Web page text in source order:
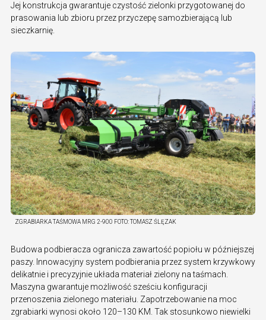
Jej konstrukcja gwarantuje czystość zielonki przygotowanej do
prasowania lub zbioru przez przyczepę samozbierającą lub
sieczkarnię.
ZGRABIARKA TAŚMOWA MRG 2-900 FOTO:TOMASZ ŚLĘZAK
Budowa podbieracza ogranicza zawartość popiołu w późniejszej
paszy. Innowacyjny system podbierania przez system krzywkowy
delikatnie i precyzyjnie układa materiał zielony na taśmach.
Maszyna gwarantuje możliwość sześciu konfiguracji
przenoszenia zielonego materiału. Zapotrzebowanie na moc
zgrabiarki wynosi około 120–130 KM. Tak stosunkowo niewielki